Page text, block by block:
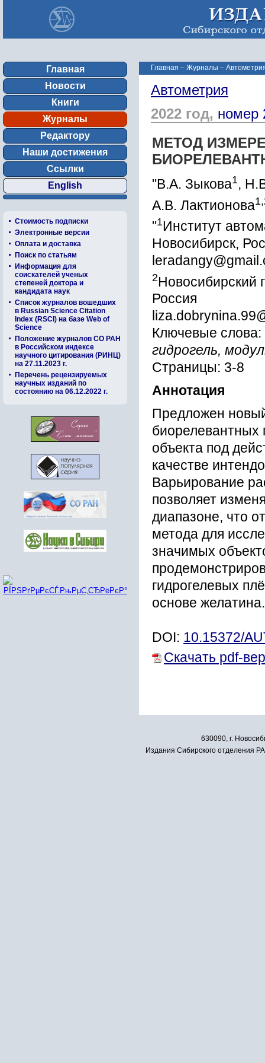
Главная
Новости
Книги
Журналы
Редактору
Наши достижения
Ссылки
English
Стоимость подписки
Электронные версии
Оплата и доставка
Поиск по статьям
Информация для
соискателей ученых
степеней доктора и
кандидата наук
Список журналов вошедших
в Russian Science Citation
Index (RSCI) на базе Web of
Science
Положение журналов СО РАН
в Российском индексе
научного цитирования (РИНЦ)
на 27.11.2023 г.
Перечень рецензируемых
научных изданий по
состоянию на 06.12.2022 г.
Главная – Журналы –
Автометрия
2022 год, номер
МЕТОД
"В.А. Зыкова1,
А.В. Лактионова
"1Институт
Новосибирск,
2Новосибирский
Россия
Ключевые слова:
гидрогель,
Страницы: 3-8
Аннотация
Предложен
объекта под
качестве
Варьирование
позволяет
диапазоне, что
метода для
значимых
гидрогелевых
основе желатина.
DOI: 10.15372/
Скачать pdf-
630090, г.
Издания Сибирского отделения